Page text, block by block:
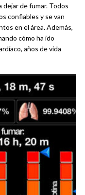
de fumar. Todos
confiables y se van
en el área. Además,
cómo ha ido
años de vida